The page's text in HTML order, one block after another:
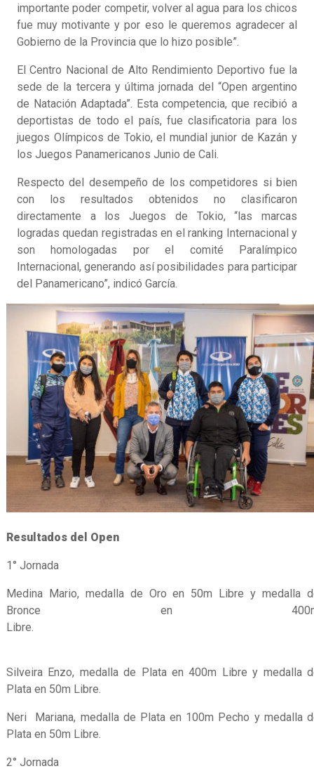
importante poder competir, volver al agua para los chicos
fue muy motivante y por eso le queremos agradecer al
Gobierno de la Provincia que lo hizo posible”.
El Centro Nacional de Alto Rendimiento Deportivo fue la
sede de la tercera y última jornada del “Open argentino
de Natación Adaptada”. Esta competencia, que recibió a
deportistas de todo el país, fue clasificatoria para los
juegos Olímpicos de Tokio, el mundial junior de Kazán y
los Juegos Panamericanos Junio de Cali.
Respecto del desempeño de los competidores si bien
con los resultados obtenidos no clasificaron
directamente a los Juegos de Tokio, “las marcas
logradas quedan registradas en el ranking Internacional y
son homologadas por el comité Paralímpico
Internacional, generando así posibilidades para participar
del Panamericano”, indicó García.
Resultados del Open
1° Jornada
Medina Mario, medalla de Oro en 50m Libre y medalla
Bronce en
Silveira Enzo, medalla de Plata en 400m Libre y medalla
Plata en 50m Libre.
Neri Mariana, medalla de Plata en 100m Pecho y medalla
Plata en 50m Libre.
2° Jornada